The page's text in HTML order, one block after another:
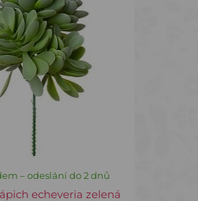
– odeslání do 2 dnů
echeveria zelená